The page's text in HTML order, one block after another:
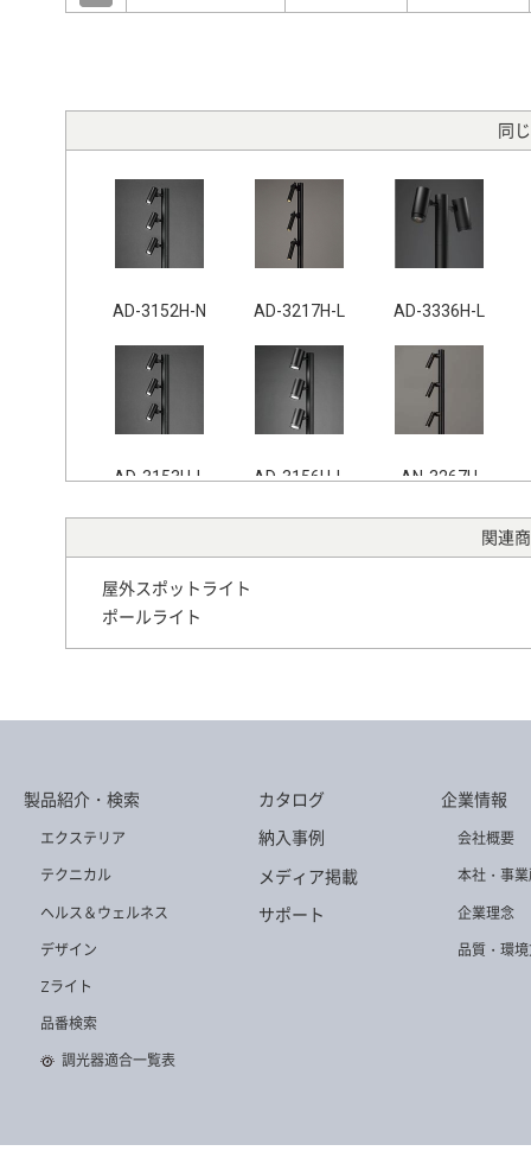
同
AD-3152H-N AD-3217H-L AD-3336H-L
AD-3153H-L AD-3156H-L AN-3267H
AD-3215H-L AD-3151H-N AD-3155H-L
関連
屋外スポットライト
ポールライト
製品紹介・検索
エクステリア
テクニカル
ヘルス＆ウェルネス
デザイン
Zライト
品番検索
調光器適合一覧表
カタログ
納入事例
メディア掲載
サポート
企業情報
会社概要
本社・事
企業理念
品質・環